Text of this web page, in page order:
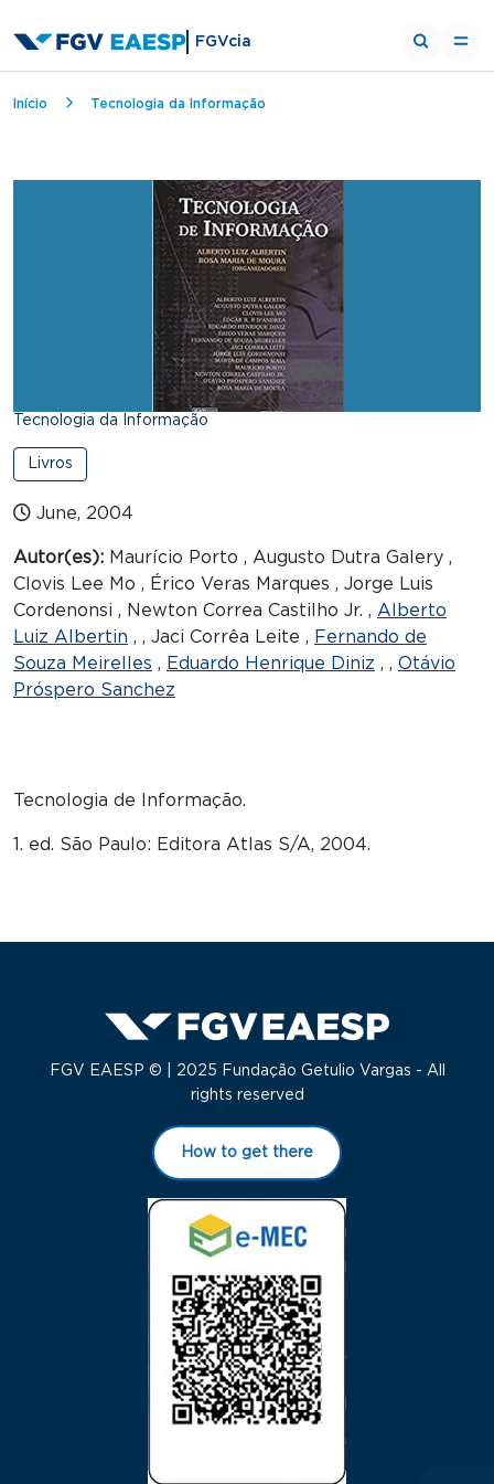
FGVcia
Breadcrumb
Início Tecnologia da Informação
Tecnologia da Informação
Livros
June, 2004
Autor(es): Maurício Porto , Augusto Dutra Galery ,
Clovis Lee Mo , Érico Veras Marques , Jorge Luis
Cordenonsi , Newton Correa Castilho Jr. , Alberto
Luiz Albertin , , Jaci Corrêa Leite , Fernando de
Souza Meirelles , Eduardo Henrique Diniz , , Otávio
Próspero Sanchez
Tecnologia de Informação.
1. ed. São Paulo: Editora Atlas S/A, 2004.
FGV EAESP © | 2025 Fundação Getulio Vargas - All
rights reserved
How to get there